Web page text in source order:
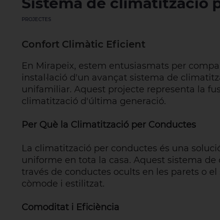
PROJECTES
Confort Climàtic Eficient
En Mirapeix, estem entusiasmats per
instal·lació d'un avançat sistema de
unifamiliar. Aquest projecte representa la
climatització d'última generació.
Per Què la Climatització per Conductes
La climatització per conductes és una
uniforme en tota la casa. Aquest sistema
través de conductes ocults en les parets o
còmode i estilitzat.
Comoditat i Eficiència